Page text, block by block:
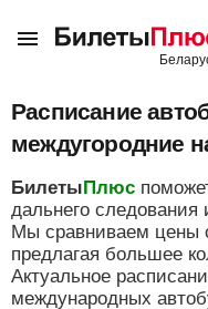
Расписание
междугородние
БилетыПлюс
дальнего следования
Мы сравниваем цены
предлагая большее
Актуальное
международных